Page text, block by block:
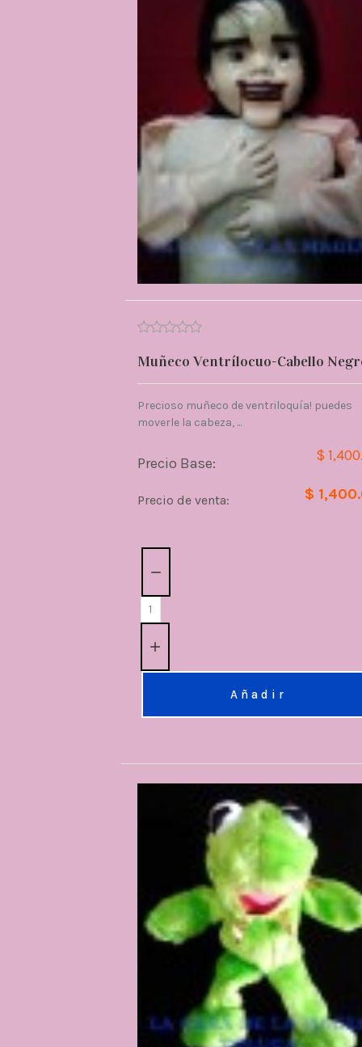
Muñeco Ventrílocuo-Cabello
Precioso muñeco de ventriloquía! puedes
moverle la cabeza, ...
Precio Base: $
Precio de venta: $
Añadir